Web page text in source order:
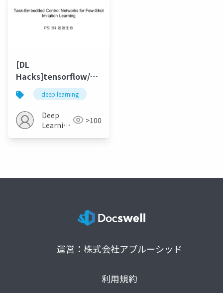
[DL
Hacks]tensorflow/privacy
Task-Embedded
Control Networks for
Few-Shot Imitation
Learning
deep learning
Deep
Learning
>100
運営：株式会社アプルーシッド
利用規約